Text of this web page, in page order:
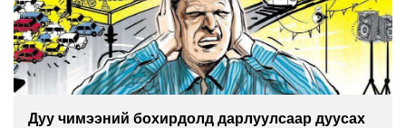
Шинэ төмөр зам тавих хүсэл ба шинэчлэлийн